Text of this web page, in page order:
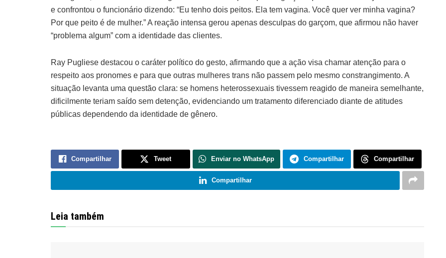
e confrontou o funcionário dizendo: “Eu tenho dois peitos. Ela tem vagina. Você quer ver minha vagina?
Por que peito é de mulher.” A reação intensa gerou apenas desculpas do garçom, que afirmou não haver
“problema algum” com a identidade das clientes.
Ray Pugliese destacou o caráter político do gesto, afirmando que a ação visa chamar atenção para o
respeito aos pronomes e para que outras mulheres trans não passem pelo mesmo constrangimento. A
situação levanta uma questão clara: se homens heterossexuais tivessem reagido de maneira semelhante,
dificilmente teriam saído sem detenção, evidenciando um tratamento diferenciado diante de atitudes
públicas dependendo da identidade de gênero.
Compartilhar Tweet Enviar no WhatsApp Compartilhar Compartilhar
Compartilhar
Leia também